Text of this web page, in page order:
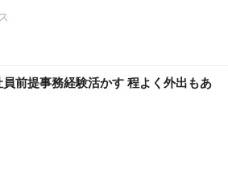
前提事務経験活かす 程よく外出もあ